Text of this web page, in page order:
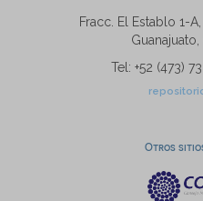
Fracc. El Establo 1-
Tel: +52 (473)
Otros